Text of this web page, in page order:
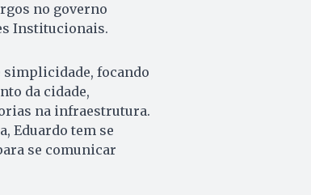
no governo
Institucionais.
simplicidade, focando
da cidade,
na infraestrutura.
Eduardo tem se
se comunicar